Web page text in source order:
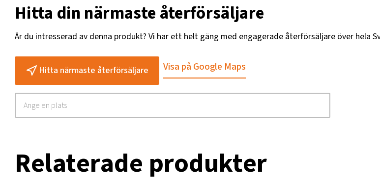
Hitta din närmaste återförsäljare
Är du intresserad av denna produkt? Vi har ett helt gäng med engagerade återförsäljare över hela
Hitta närmaste återförsäljare Visa på Google Maps
Relaterade produkter